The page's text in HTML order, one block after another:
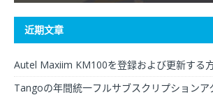
近期文章
Autel Maxiim KM100を登録および更新する
Tangoの年間統一フルサブスクリプションア